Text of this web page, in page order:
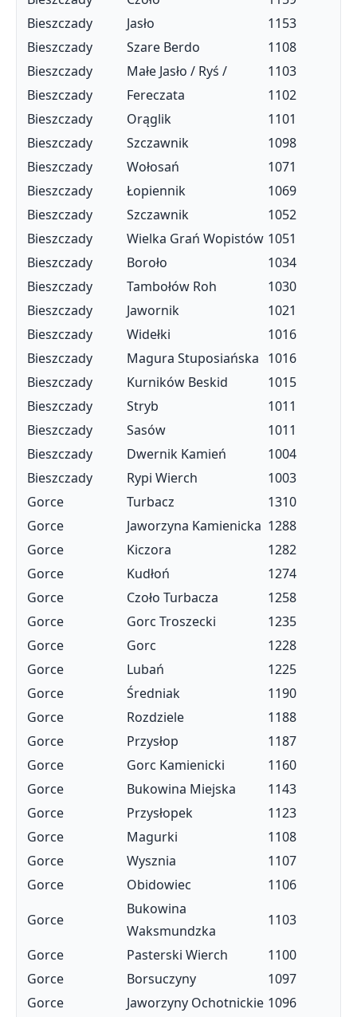
Bieszczady
Jasło
1153
Bieszczady
Szare Berdo
1108
Bieszczady
Małe Jasło / Ryś /
1103
Bieszczady
Fereczata
1102
Bieszczady
Orąglik
1101
Bieszczady
Szczawnik
1098
Bieszczady
Wołosań
1071
Bieszczady
Łopiennik
1069
Bieszczady
Szczawnik
1052
Bieszczady
Wielka Grań Wopistów 1051
Bieszczady
Boroło
1034
Bieszczady
Tambołów Roh
1030
Bieszczady
Jawornik
1021
Bieszczady
Widełki
1016
Bieszczady
Magura Stuposiańska 1016
Bieszczady
Kurników Beskid
1015
Bieszczady
Stryb
1011
Bieszczady
Sasów
1011
Bieszczady
Dwernik Kamień
1004
Bieszczady
Rypi Wierch
1003
Gorce
Turbacz
1310
Gorce
Jaworzyna Kamienicka 1288
Gorce
Kiczora
1282
Gorce
Kudłoń
1274
Gorce
Czoło Turbacza
1258
Gorce
Gorc Troszecki
1235
Gorce
Gorc
1228
Gorce
Lubań
1225
Gorce
Średniak
1190
Gorce
Rozdziele
1188
Gorce
Przysłop
1187
Gorce
Gorc Kamienicki
1160
Gorce
Bukowina Miejska
1143
Gorce
Przysłopek
1123
Gorce
Magurki
1108
Gorce
Wysznia
1107
Gorce
Obidowiec
1106
Gorce
Bukowina
Waksmundzka
1103
Gorce
Pasterski Wierch
1100
Gorce
Borsuczyny
1097
Gorce
Jaworzyny Ochotnickie 1096